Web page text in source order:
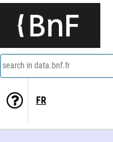
search in data.bnf.fr
FR